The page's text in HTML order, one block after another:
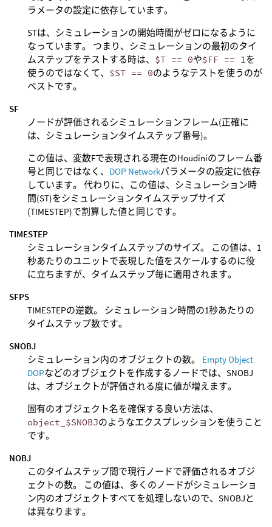
ラメータの設定に依存しています。
STは、シミュレーションの開始時間がゼロになるように
なっています。 つまり、シミュレーションの最初のタイ
ムステップをテストする時は、 $T == 0や$FF == 1を
使うのではなくて、 $ST == 0のようなテストを使うのが
ベストです。
SF
ノードが評価されるシミュレーションフレーム(正確に
は、シミュレーションタイムステップ番号)。
この値は、変数Fで表現される現在のHoudiniのフレーム番
号と同じではなく、 DOP Networkパラメータの設定に依存
しています。 代わりに、この値は、シミュレーション時
間(ST)をシミュレーションタイムステップサイズ
(TIMESTEP)で割算した値と同じです。
TIMESTEP
シミュレーションタイムステップのサイズ。 この値は、1
秒あたりのユニットで表現した値をスケールするのに役
に立ちますが、タイムステップ毎に適用されます。
SFPS
TIMESTEPの逆数。 シミュレーション時間の1秒あたりの
タイムステップ数です。
SNOBJ
シミュレーション内のオブジェクトの数。 Empty Object
DOPなどのオブジェクトを作成するノードでは、SNOBJ
は、オブジェクトが評価される度に値が増えます。
固有のオブジェクト名を確保する良い方法は、
object_$SNOBJのようなエクスプレッションを使うこと
です。
NOBJ
このタイムステップ間で現行ノードで評価されるオブジ
ェクトの数。 この値は、多くのノードがシミュレーショ
ン内のオブジェクトすべてを処理しないので、SNOBJと
は異なります。